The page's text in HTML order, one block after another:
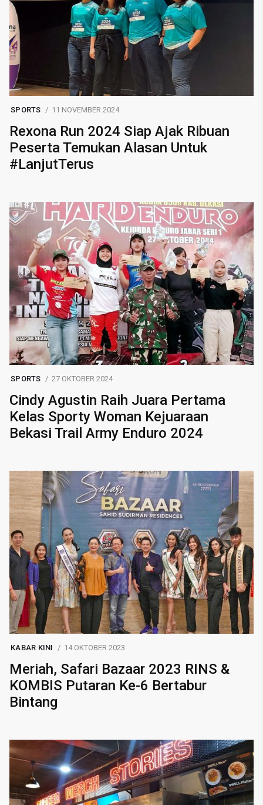
SPORTS 11 NOVEMBER 2024
Rexona Run 2024 Siap Ajak Ribuan
Peserta Temukan Alasan Untuk
#LanjutTerus
SPORTS 27 OKTOBER 2024
Cindy Agustin Raih Juara Pertama
Kelas Sporty Woman Kejuaraan
Bekasi Trail Army Enduro 2024
KABAR KINI 14 OKTOBER 2023
Meriah, Safari Bazaar 2023 RINS &
KOMBIS Putaran Ke-6 Bertabur
Bintang